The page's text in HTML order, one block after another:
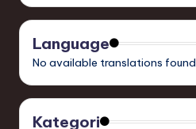
Language
No available translations found
Kategori